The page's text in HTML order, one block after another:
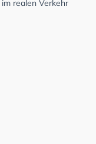
realen Verkehr